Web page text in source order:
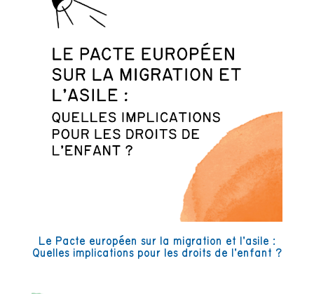
Le Pacte européen sur la migration et l’asile :
Quelles implications pour les droits de l’enfant ?